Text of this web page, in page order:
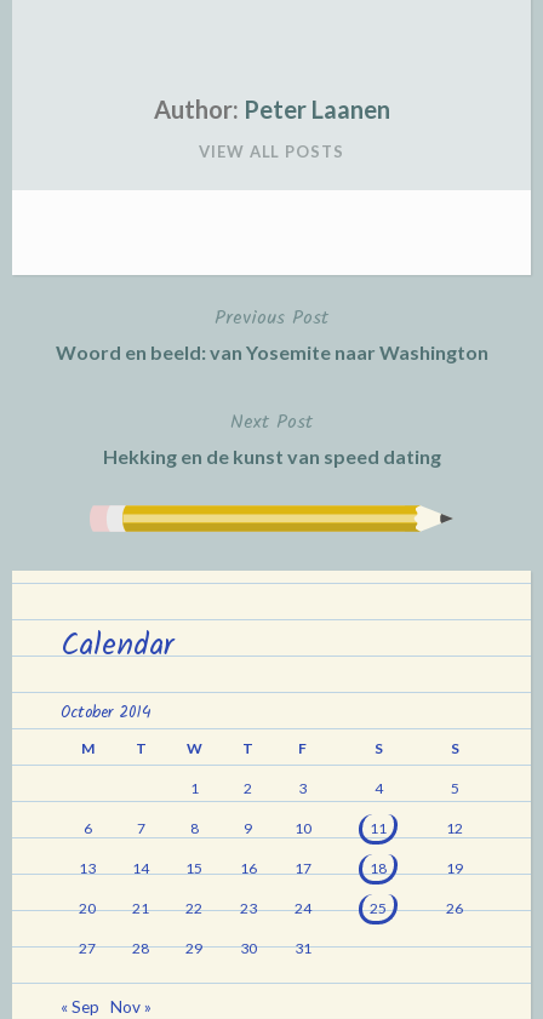
Author: Peter Laanen
VIEW ALL POSTS
Previous Post
Woord en beeld: van Yosemite naar Washington
Next Post
Hekking en de kunst van speed dating
Calendar
October 2014
M T W T F S S
1 2 3 4 5
6 7 8 9 10 11 12
13 14 15 16 17 18 19
20 21 22 23 24 25 26
27 28 29 30 31
« Sep Nov »